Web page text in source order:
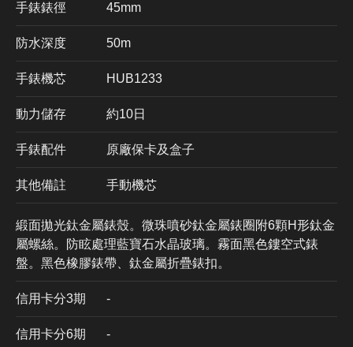
手錶錶徑 45mm
防水深度 50m
手錶機芯 ​HUB1233
動力儲存 約10日
手錶配件 原廠保卡及盒子
其他備註 手動機芯
緞面拋光鈦金屬錶殼。微珠噴砂鈦金屬錶圈附6顆H形鈦金
屬螺絲。防眩處理藍寶石水晶玻璃。霧面黑色鏤空式錶
盤。黑色橡膠錶帶、鈦金屬折疊錶扣。
信用卡分3期 ​-
信用卡分6期 -